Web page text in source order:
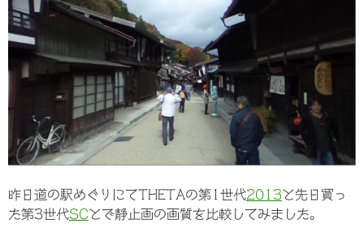
昨日道の駅めぐりにてTHETAの第1世代2013と先日買っ
た第3世代SCとで静止画の画質を比較してみました。